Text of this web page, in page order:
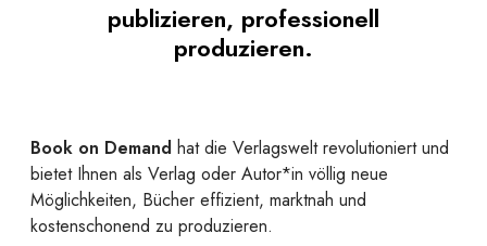
publizieren, professionell
produzieren.
Book on Demand hat die Verlagswelt revolutioniert und
bietet Ihnen als Verlag oder Autor*in völlig neue
Möglichkeiten, Bücher effizient, marktnah und
kostenschonend zu produzieren.